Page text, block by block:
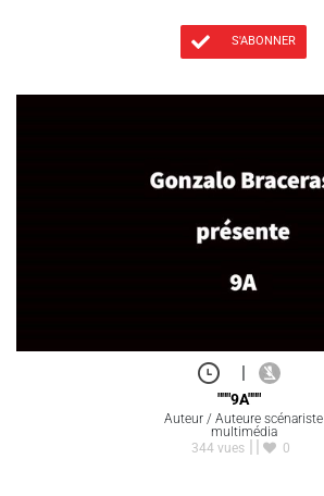
S'ABONNER
|
"""9A"""
Auteur / Auteure scénariste
multimédia
344 vues
0